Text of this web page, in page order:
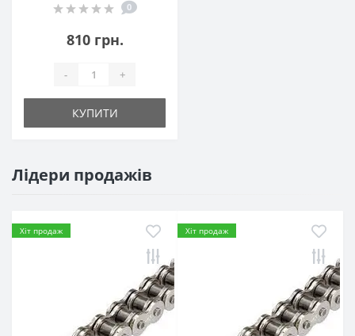
0
810 грн.
- +
КУПИТИ
Лідери продажів
Хіт продаж Хіт продаж